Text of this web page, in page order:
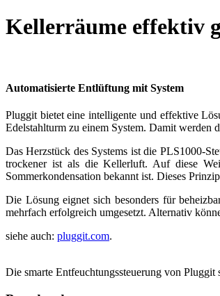
Kellerräume effektiv
Automatisierte Entlüftung mit System
Pluggit bietet eine intelligente und effektive
Edelstahlturm zu einem System. Damit werden
Das Herzstück des Systems ist die PLS1000-
trockener ist als die Kellerluft. Auf diese
Sommerkondensation bekannt ist. Dieses
Die Lösung eignet sich besonders für
mehrfach erfolgreich umgesetzt. Alternativ
siehe auch: pluggit.com.
Die smarte Entfeuchtungssteuerung von